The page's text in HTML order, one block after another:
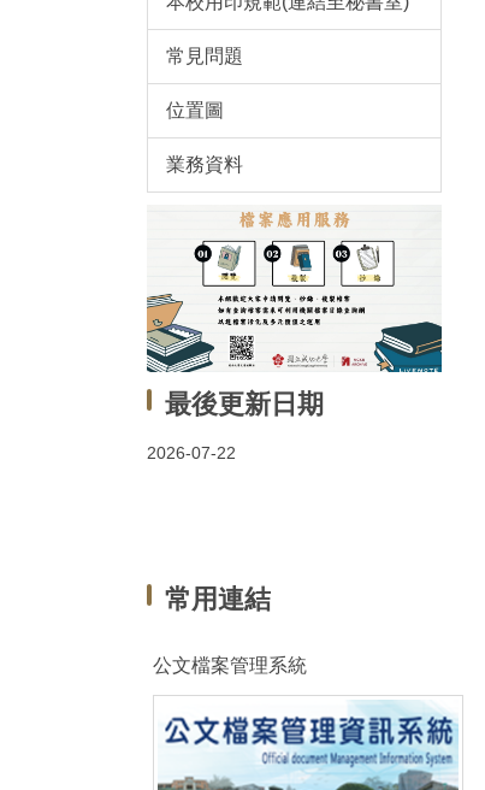
常見問題
位置圖
業務資料
最後更新日期
2026-07-22
常用連結
公文檔案管理系統